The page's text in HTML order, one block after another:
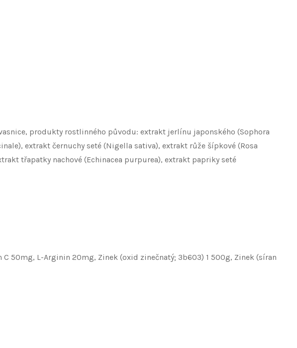
produkty rostlinného původu: extrakt jerlínu japonského (Sophora
extrakt černuchy seté (Nigella sativa), extrakt růže šípkové (Rosa
třapatky nachové (Echinacea purpurea), extrakt papriky seté
50mg, L-Arginin 20mg, Zinek (oxid zinečnatý; 3b603) 1 500g, Zinek (síran